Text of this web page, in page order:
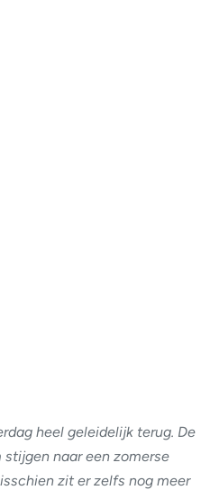
heel geleidelijk terug. De
naar een zomerse
zit er zelfs nog meer